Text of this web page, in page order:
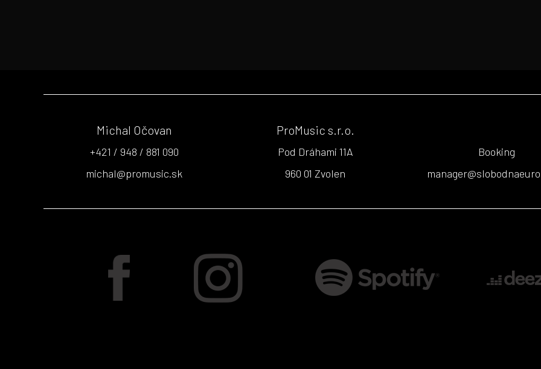
Michal Očovan
+421 / 948 / 881 090
michal@promusic.sk
ProMusic s.r.o.
Pod Dráhami 11A
960 01 Zvolen
Booking